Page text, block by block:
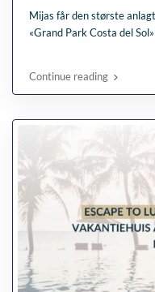
Mijas får den største
«Grand Park Costa del
Continue reading